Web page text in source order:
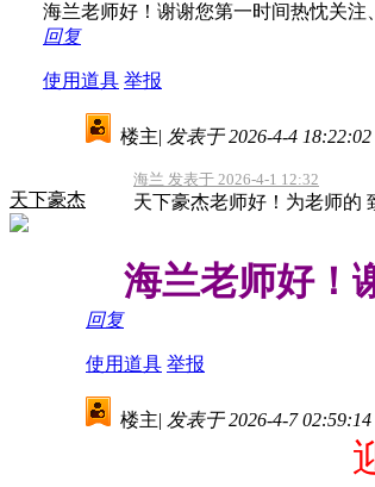
海兰老师好！谢谢您第一时间热忱关注
回复
使用道具 举报
天下豪杰
楼主| 发表于 2026-4-4 18:22:02
海兰 发表于 2026-4-1 12:32
天下豪杰老师好！为老师的
海兰老师好！
回复
使用道具 举报
楼主| 发表于 2026-4-7 02:59:14
迎